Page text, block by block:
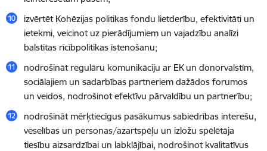
izvērtēt Kohēzijas politikas fondu lietderību, efektivitāti un
ietekmi, veicinot uz pierādījumiem un vajadzību analīzi
balstītas rīcībpolitikas īstenošanu;
nodrošināt regulāru komunikāciju ar EK un donorvalstīm,
sociālajiem un sadarbības partneriem dažādos forumos
un veidos, nodrošinot efektīvu pārvaldību un partnerību;
nodrošināt mērķtiecīgus pasākumus sabiedrības interešu,
veselības un personas/azartspēļu un izložu spēlētāja
tiesību aizsardzībai un labklājībai, nodrošinot kvalitatīvus